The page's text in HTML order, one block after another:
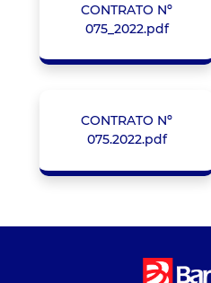
CONTRATO Nº
075_2022.pdf
CONTRATO Nº
075.2022.pdf